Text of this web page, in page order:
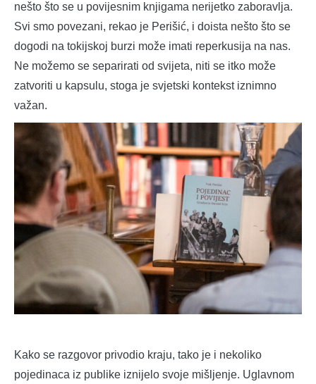
nešto što se u povijesnim knjigama nerijetko zaboravlja.
Svi smo povezani, rekao je Perišić, i doista nešto što se
dogodi na tokijskoj burzi može imati reperkusija na nas.
Ne možemo se separirati od svijeta, niti se itko može
zatvoriti u kapsulu, stoga je svjetski kontekst iznimno
važan.
Kako se razgovor privodio kraju, tako je i nekoliko
pojedinaca iz publike iznijelo svoje mišljenje. Uglavnom